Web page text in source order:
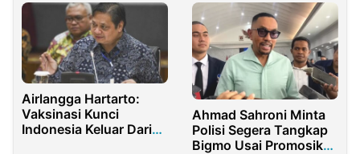
Sasaran
Airlangga Hartarto:
Vaksinasi Kunci
Indonesia Keluar Dari
Ahmad Sahroni Minta
Polisi Segera Tangkap
Bigmo Usai Promosikan